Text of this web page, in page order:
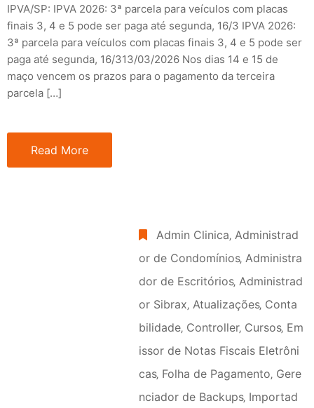
IPVA/SP: IPVA 2026: 3ª parcela para veículos com placas
finais 3, 4 e 5 pode ser paga até segunda, 16/3 IPVA 2026:
3ª parcela para veículos com placas finais 3, 4 e 5 pode ser
paga até segunda, 16/313/03/2026 Nos dias 14 e 15 de
maço vencem os prazos para o pagamento da terceira
parcela […]
Read More
Admin Clinica‚ Administrad
or de Condomínios‚ Administra
dor de Escritórios‚ Administrad
or Sibrax‚ Atualizações‚ Conta
bilidade‚ Controller‚ Cursos‚ Em
issor de Notas Fiscais Eletrôni
cas‚ Folha de Pagamento‚ Gere
nciador de Backups‚ Importad